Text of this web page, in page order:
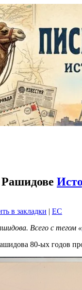
в закладки | EC
Всего с тегом «
80-ых годов